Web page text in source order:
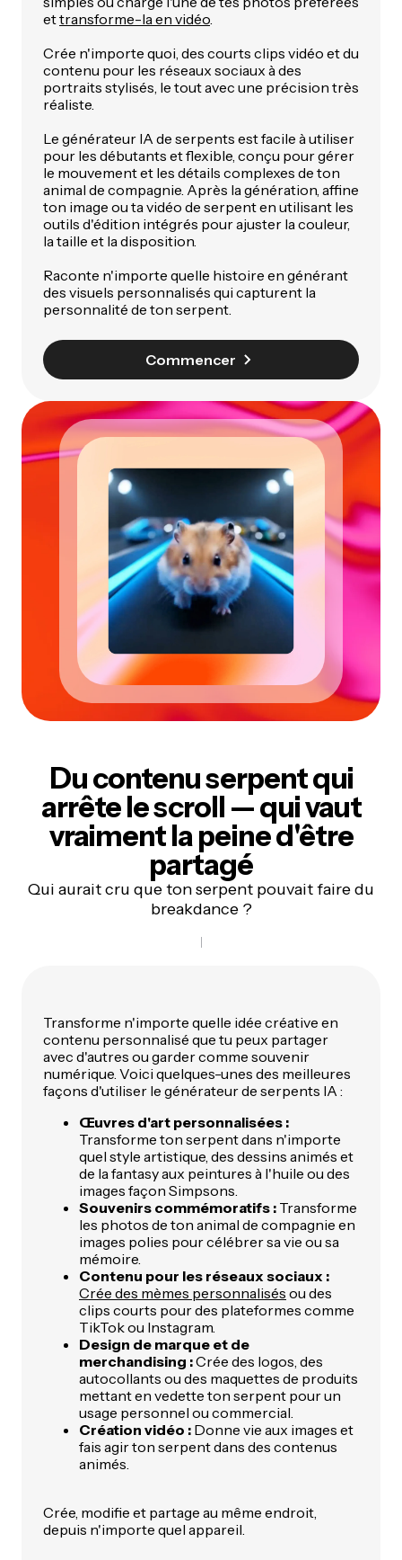
ettransforme-la en vidéo
Crée n'importe quoi, des courts clips vidéo et du
contenu pour les réseaux sociaux à des
portraits stylisés, le tout avec une précision très
réaliste.
Le générateur IA de serpents est facile à utiliser
pour les débutants et flexible, conçu pour gérer
le mouvement et les détails complexes de ton
animal de compagnie. Après la génération, affine
ton image ou ta vidéo de serpent en utilisant les
outils d'édition intégrés pour ajuster la couleur,
la taille et la disposition.
Raconte n'importe quelle histoire en générant
des visuels personnalisés qui capturent la
personnalité de ton serpent.
Commencer
Du contenu serpent qui
arrête le scroll —qui vaut
vraiment la peine d'être
partagé
Qui aurait cru que ton serpent pouvait faire du
breakdance ?
Transforme n'importe quelle idée créative en
contenu personnalisé que tu peux partager
avec d'autres ou garder comme souvenir
numérique. Voici quelques-unes des meilleures
façons d'utiliser le générateur de serpents IA :
Œuvres d'art personnalisées :
Transforme ton serpent dans n'importe
quel style artistique, des dessins animés et
de la fantasy aux peintures à l'huile ou des
images façon Simpsons.
Souvenirs commémoratifs : Transforme
les photos de ton animal de compagnie en
images polies pour célébrer sa vie ou sa
mémoire.
Contenu pour les réseaux sociaux :
Crée des mèmes personnalisés ou des
clips courts pour des plateformes comme
TikTok ou Instagram.
Design de marque et de
merchandising :Crée des logos, des
autocollants ou des maquettes de produits
mettant en vedette ton serpent pour un
usage personnel ou commercial.
Création vidéo : Donne vie aux images et
fais agir ton serpent dans des contenus
animés.
Crée, modifie et partage au même endroit,
depuis n'importe quel appareil.